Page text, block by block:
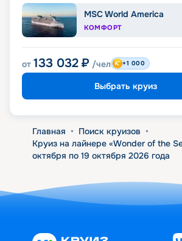
MSC World America
КОМФОРТ
от 133 032 ₽ /чел +1 000
Выбрать круиз
Главная • Поиск круизов •
Круиз на лайнере «Wonder of the
октября по 19 октября 2026 года